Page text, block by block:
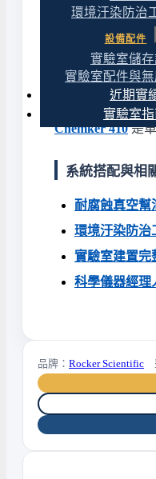
環境汙染防治
設備配件
實驗室儲
實驗室配件與
近期實
實驗室
大容積腐蝕性製程
不適合的應用——
同系列相鄰型
Chemker 410是單
系統搭配與相
耐腐蝕真空幫
環境汙染防治
實驗室建置完
科學儀器經理
品牌： Rocker Scientific